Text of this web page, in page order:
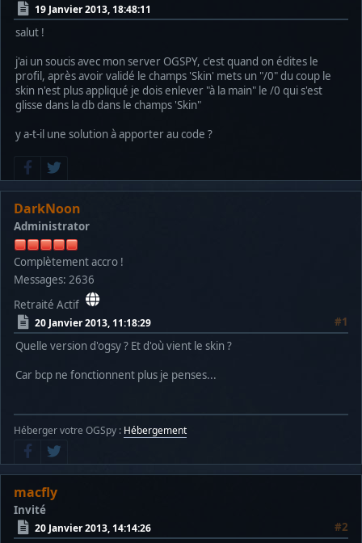
19 Janvier 2013, 18:48:11
salut !
j'ai un soucis avec mon server OGSPY, c'est quand on édites le
profil, après avoir validé le champs 'Skin' mets un "/0" du coup le
skin n'est plus appliqué je dois enlever "à la main" le /0 qui s'est
glisse dans la db dans le champs 'Skin"
y a-t-il une solution à apporter au code ?
DarkNoon
Administrator
Complètement accro !
Messages: 2636
Retraité Actif
20 Janvier 2013, 11:18:29
#1
Quelle version d'ogsy ? Et d'où vient le skin ?
Car bcp ne fonctionnent plus je penses...
Héberger votre OGSpy : Hébergement
macfly
Invité
20 Janvier 2013, 14:14:26
#2